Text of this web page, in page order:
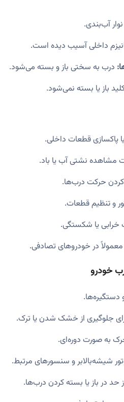
نوار آب‌بندی.
داخلی آسیب دیده است.
درب به سختی باز و بسته می‌شود.
باز یا بسته نمی‌شود.
پاکسازی قطعات داخلی.
مشاهده نشتی آب یا باد.
حرکت درب‌ها.
و تنظیم قطعات.
خرابی یا شکستگی.
معمولاً در خودروهای تصادفی.
خودرو
دستگیره‌ها.
جلوگیری از خشک شدن یا ترک.
به صورت دوره‌ای.
شیشه‌بالابر و سنسورهای مرتبط.
حد در باز یا بسته کردن درب‌ها.